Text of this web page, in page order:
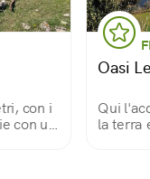
con i
con un
Oasi
Qui
la terra